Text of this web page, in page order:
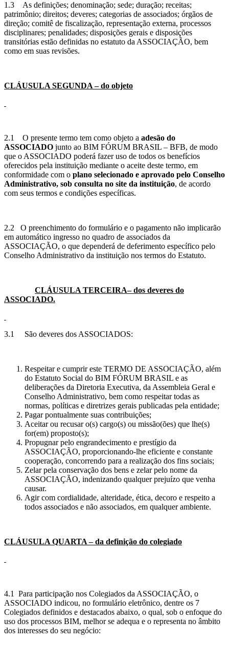
1.3 As definições; denominação; sede; duração; receitas;
patrimônio; direitos; deveres; categorias de associados; órgãos de
direção; comitê de fiscalização, representação externa, processos
disciplinares; penalidades; disposições gerais e disposições
transitórias estão definidas no estatuto da ASSOCIAÇÃO, bem
como em suas revisões.
CLÁUSULA SEGUNDA – do objeto
2.1 O presente termo tem como objeto a adesão do
ASSOCIADO junto ao BIM FÓRUM BRASIL – BFB, de modo
que o ASSOCIADO poderá fazer uso de todos os benefícios
oferecidos pela instituição mediante o aceite deste termo, em
conformidade com o plano selecionado e aprovado pelo Conselho
Administrativo, sob consulta no site da instituição, de acordo
com seus termos e condições específicas.
2.2 O preenchimento do formulário e o pagamento não implicarão
em automático ingresso no quadro de associados da
ASSOCIAÇÃO, o que dependerá de deferimento específico pelo
Conselho Administrativo da instituição nos termos do Estatuto.
CLÁUSULA TERCEIRA– dos deveres do
ASSOCIADO.
3.1 São deveres dos ASSOCIADOS:
Respeitar e cumprir este TERMO DE ASSOCIAÇÃO, além
do Estatuto Social do BIM FÓRUM BRASIL e as
deliberações da Diretoria Executiva, da Assembleia Geral e
Conselho Administrativo, bem como respeitar todas as
normas, políticas e diretrizes gerais publicadas pela entidade;
Pagar pontualmente suas contribuições;
Aceitar ou recusar o(s) cargo(s) ou missão(ões) que lhe(s)
for(em) proposto(s);
Propugnar pelo engrandecimento e prestígio da
ASSOCIAÇÃO, proporcionando-lhe eficiente e constante
cooperação, concorrendo para a realização dos fins sociais;
Zelar pela conservação dos bens e zelar pelo nome da
ASSOCIAÇÃO, indenizando qualquer prejuízo que venha
causar.
Agir com cordialidade, alteridade, ética, decoro e respeito a
todos associados e não associados, em qualquer ambiente.
CLÁUSULA QUARTA – da definição do colegiado
4.1 Para participação nos Colegiados da ASSOCIAÇÃO, o
ASSOCIADO indicou, no formulário eletrônico, dentre os 7
Colegiados definidos e destacados abaixo, o qual, sob o enfoque do
uso dos processos BIM, melhor se adequa e o representa no âmbito
dos interesses do seu negócio: